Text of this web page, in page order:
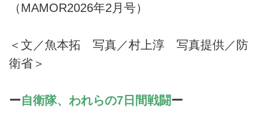
（MAMOR2026年2月号）
＜文／魚本拓 写真／村上淳 写真提供／防
衛省＞
ー自衛隊、われらの7日間戦闘ー